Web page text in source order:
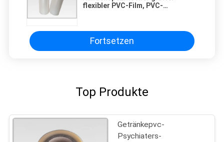
flexibler PVC-Film, PVC-
Fortsetzen
Top Produkte
Getränkepvc-
Psychiaters-